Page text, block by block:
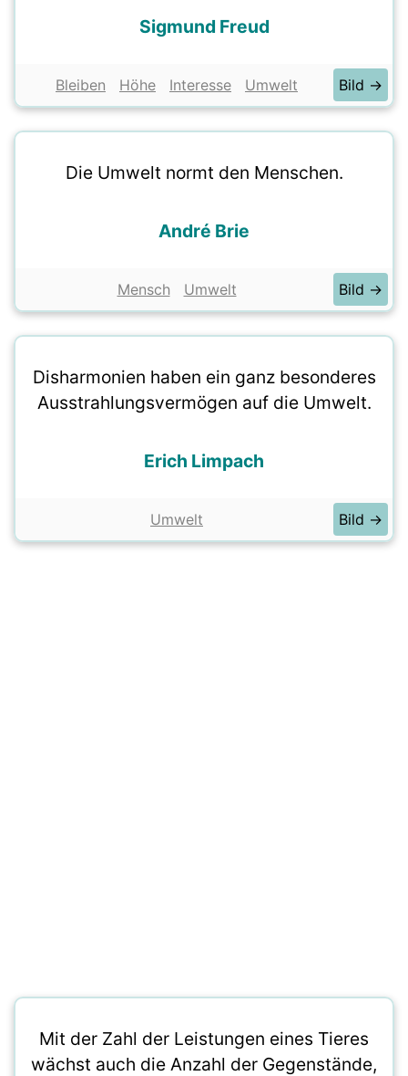
Sigmund Freud
Bleiben Höhe Interesse Umwelt Bild →
Die Umwelt normt den Menschen.
André Brie
Mensch Umwelt Bild →
Disharmonien haben ein ganz besonderes
Ausstrahlungsvermögen auf die Umwelt.
Erich Limpach
Umwelt Bild →
Mit der Zahl der Leistungen eines Tieres
wächst auch die Anzahl der Gegenstände,